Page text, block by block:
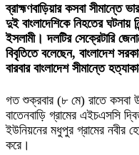
ব্রাহ্মণবাড়িয়ার কসবা সীমান্তে
দুই বাংলাদেশিকে নিহতের ঘটনায়
ইসলামী। দলটির সেক্রেটারি
বিবৃতিতে বলেছেন, বাংলাদেশ
বারবার বাংলাদেশ সীমান্তে
গত শুক্রবার (৮ মে) রাতে কসবা
বাতেনবাড়ি গ্রামের এইচএসসি
ইউনিয়নের মধুপুর গ্রামের নবীর
করে।